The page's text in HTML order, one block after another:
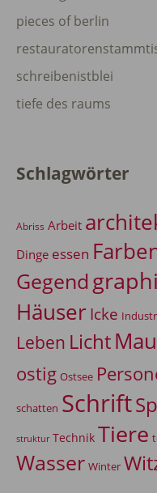
pieces of berlin
schreibenistblei
tiefe des raums
Schlagwörter
Abriss Arbeit
Dinge essen
Gegend
Häuser Icke
Leben Licht
ostig Ostsee
schatten Schrift
struktur Technik Tiere
Wasser Winter